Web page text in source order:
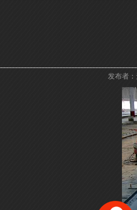
发布者